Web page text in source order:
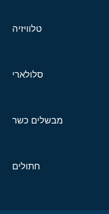
טלוויזיה
סלולארי
מבשלים כשר
חתולים